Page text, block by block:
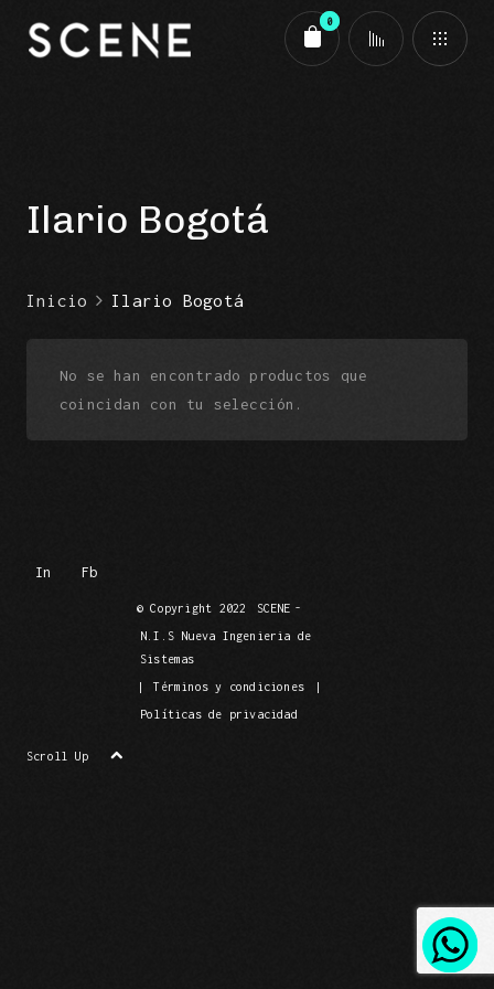
0
Ilario Bogotá
Inicio Ilario Bogotá
No se han encontrado productos que
coincidan con tu selección.
In Fb
© Copyright 2022 SCENE -
N.I.S Nueva Ingenieria de
Sistemas
| Términos y condiciones |
Políticas de privacidad
Scroll Up